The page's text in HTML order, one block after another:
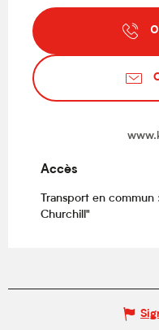
Accès
Accès
Transport en
Churchill"